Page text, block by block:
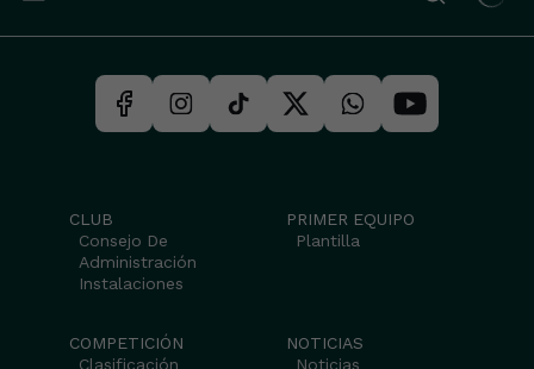
CLUB
Consejo De
Administración
Instalaciones
PRIMER EQUIPO
Plantilla
COMPETICIÓN
Clasificación
NOTICIAS
Noticias